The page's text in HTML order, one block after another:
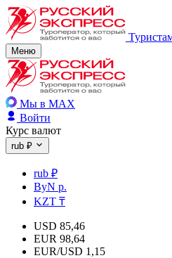
Меню
Мы в MAX
Войти
Курс валют
rub ₽
rub ₽
ByN р.
KZT ₸
USD 85,46
EUR 98,64
EUR/USD 1,15